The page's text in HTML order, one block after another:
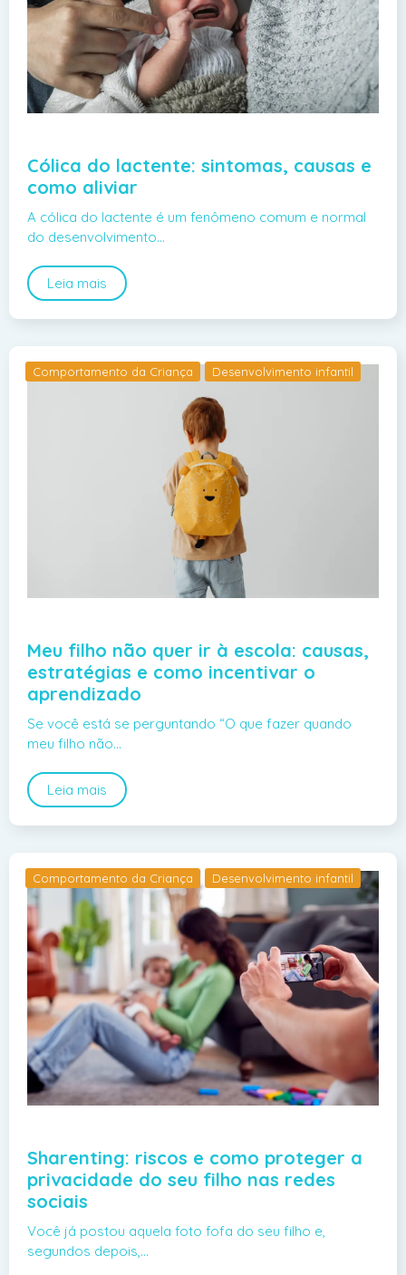
Cólica do lactente: sintomas, causas e
como aliviar
A cólica do lactente é um fenômeno comum e normal
do desenvolvimento…
Leia mais
Comportamento da Criança Desenvolvimento infantil
Meu filho não quer ir à escola: causas,
estratégias e como incentivar o
aprendizado
Se você está se perguntando “O que fazer quando
meu filho não…
Leia mais
Comportamento da Criança Desenvolvimento infantil
Sharenting: riscos e como proteger a
privacidade do seu filho nas redes
sociais
Você já postou aquela foto fofa do seu filho e,
segundos depois,…